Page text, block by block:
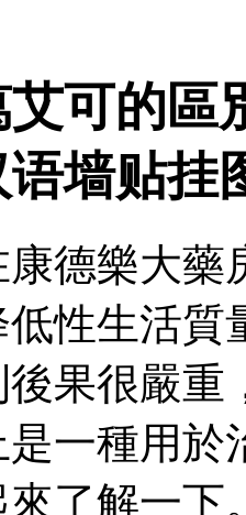
可的區
墙贴挂
德樂大藥
性生活質
果很嚴重
一種用於
了解一下